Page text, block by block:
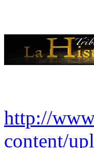
http://
content/